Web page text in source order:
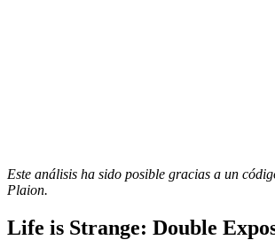
Este análisis ha sido posible gracias a un
Plaion.
Life is Strange: Double